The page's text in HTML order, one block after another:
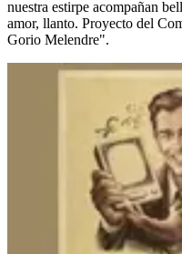
nuestra estirpe acompañan
amor, llanto. Proyecto del
Gorio Melendre".